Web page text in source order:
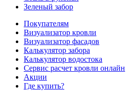
Зеленый забор
Покупателям
Визуализатор кровли
Визуализатор фасадов
Калькулятор забора
Калькулятор водостока
Сервис расчет кровли онлайн
Акции
Где купить?